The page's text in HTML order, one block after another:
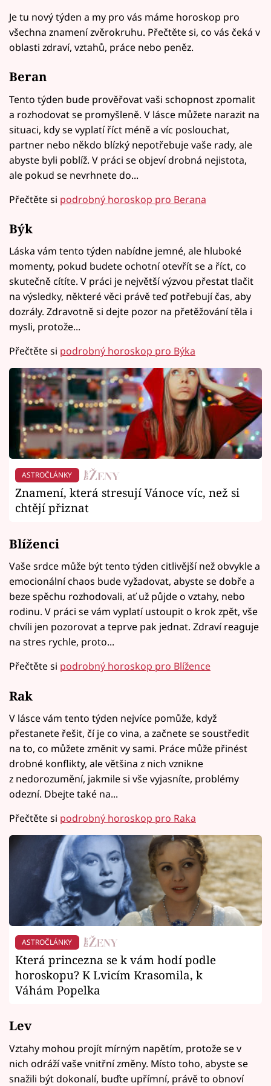
Je tu nový týden a my pro vás máme horoskop pro
všechna znamení zvěrokruhu. Přečtěte si, co vás čeká v
oblasti zdraví, vztahů, práce nebo peněz.
Beran
Tento týden bude prověřovat vaši schopnost zpomalit
a rozhodovat se promyšleně. V lásce můžete narazit na
situaci, kdy se vyplatí říct méně a víc poslouchat,
partner nebo někdo blízký nepotřebuje vaše rady, ale
abyste byli poblíž. V práci se objeví drobná nejistota,
ale pokud se nevrhnete do...
Přečtěte si podrobný horoskop pro Berana
Býk
Láska vám tento týden nabídne jemné, ale hluboké
momenty, pokud budete ochotní otevřít se a říct, co
skutečně cítíte. V práci je největší výzvou přestat tlačit
na výsledky, některé věci právě teď potřebují čas, aby
dozrály. Zdravotně si dejte pozor na přetěžování těla i
mysli, protože...
Přečtěte si podrobný horoskop pro Býka
ASTROČLÁNKY
Znamení, která stresují Vánoce víc, než si
chtějí přiznat
Blíženci
Vaše srdce může být tento týden citlivější než obvykle a
emocionální chaos bude vyžadovat, abyste se dobře a
beze spěchu rozhodovali, ať už půjde o vztahy, nebo
rodinu. V práci se vám vyplatí ustoupit o krok zpět, vše
chvíli jen pozorovat a teprve pak jednat. Zdraví reaguje
na stres rychle, proto...
Přečtěte si podrobný horoskop pro Blížence
Rak
V lásce vám tento týden nejvíce pomůže, když
přestanete řešit, čí je co vina, a začnete se soustředit
na to, co můžete změnit vy sami. Práce může přinést
drobné konflikty, ale většina z nich vznikne
z nedorozumění, jakmile si vše vyjasníte, problémy
odezní. Dbejte také na...
Přečtěte si podrobný horoskop pro Raka
ASTROČLÁNKY
Která princezna se k vám hodí podle
horoskopu? K Lvicím Krasomila, k
Váhám Popelka
Lev
Vztahy mohou projít mírným napětím, protože se v
nich odráží vaše vnitřní změny. Místo toho, abyste se
snažili být dokonalí, buďte upřímní, právě to obnoví